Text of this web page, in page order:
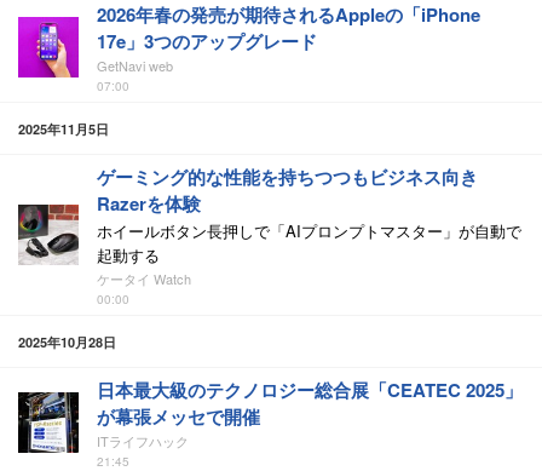
2026年春の発売が期待されるAppleの「iPhone
17e」3つのアップグレード
GetNavi web
07:00
2025年11月5日
ゲーミング的な性能を持ちつつもビジネス向き
Razerを体験
ホイールボタン長押しで「AIプロンプトマスター」が自動で
起動する
ケータイ Watch
00:00
2025年10月28日
日本最大級のテクノロジー総合展「CEATEC 2025」
が幕張メッセで開催
ITライフハック
21:45